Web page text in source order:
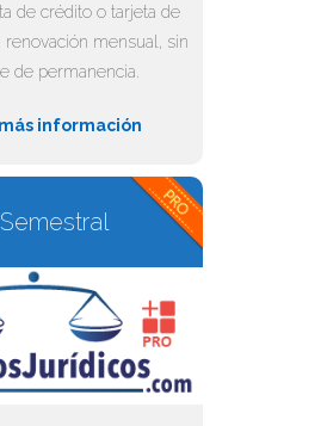
de crédito o tarjeta de
renovación mensual, sin
de permanencia.
información
Semestral